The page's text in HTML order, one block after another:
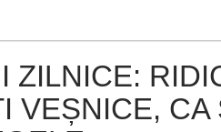
ZILNICE:
VEȘNICE, CA